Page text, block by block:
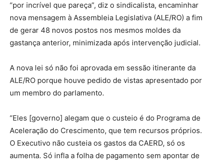
“por incrível que pareça”, diz o sindicalista, encaminhar
nova mensagem à Assembleia Legislativa (ALE/RO) a fim
de gerar 48 novos postos nos mesmos moldes da
gastança anterior, minimizada após intervenção judicial.
A nova lei só não foi aprovada em sessão itinerante da
ALE/RO porque houve pedido de vistas apresentado por
um membro do parlamento.
“Eles [governo] alegam que o custeio é do Programa de
Aceleração do Crescimento, que tem recursos próprios.
O Executivo não custeia os gastos da CAERD, só os
aumenta. Só infla a folha de pagamento sem apontar de